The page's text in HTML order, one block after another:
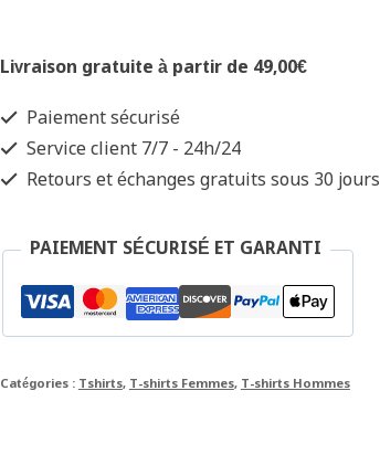
Livraison gratuite à partir de 49,00€
Paiement sécurisé
Service client 7/7 - 24h/24
Retours et échanges gratuits sous 30 jours
PAIEMENT SÉCURISÉ ET GARANTI
Catégories : Tshirts, T-shirts Femmes, T-shirts Hommes